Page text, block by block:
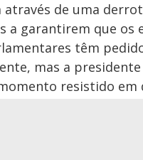
através de uma
a garantirem que os
têm
mas a
resistido em